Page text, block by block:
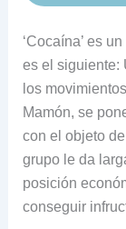
‘Cocaína’ es
es el siguiente:
los
Mamón, se
con el objeto
grupo le da
posición
conseguir